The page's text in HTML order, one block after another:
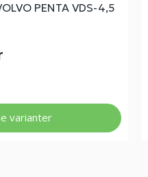
PENTA VDS-4,5
varianter